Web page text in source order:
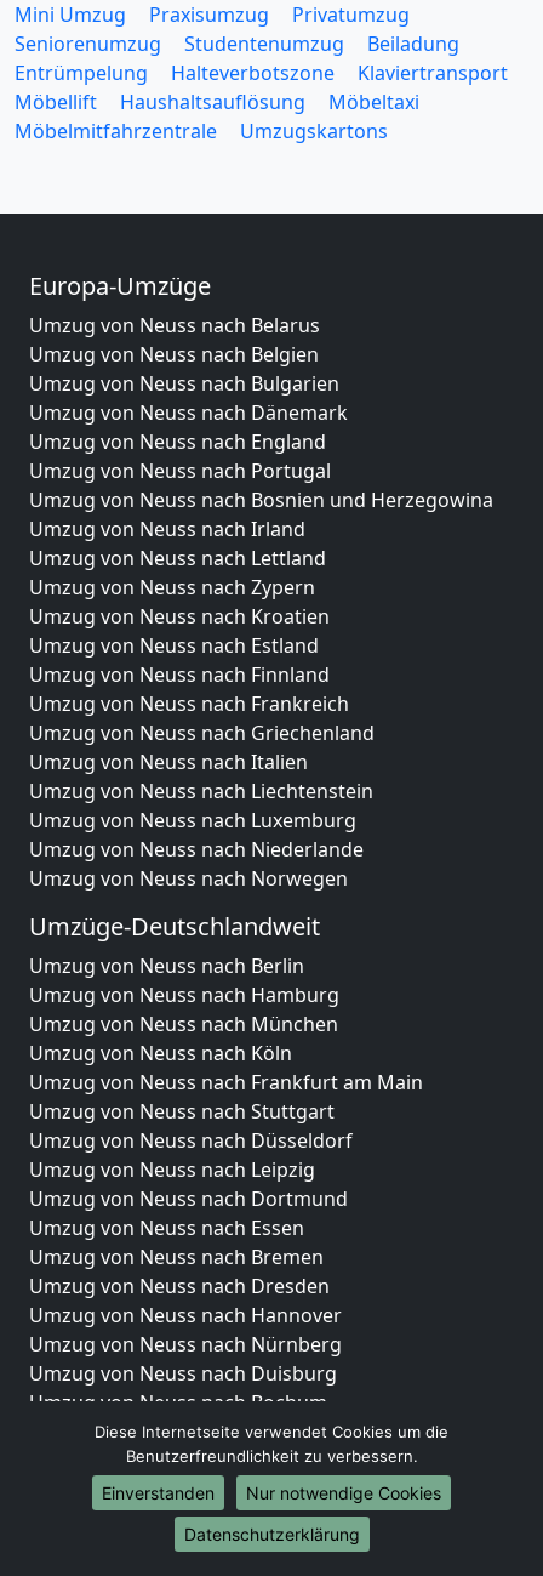
Mini Umzug
Praxisumzug
Privatumzug
Seniorenumzug
Studentenumzug
Beiladung
Entrümpelung
Halteverbotszone
Klaviertransport
Möbellift
Haushaltsauflösung
Möbeltaxi
Möbelmitfahrzentrale
Umzugskartons
Europa-Umzüge
Umzug von Neuss nach Belarus
Umzug von Neuss nach Belgien
Umzug von Neuss nach Bulgarien
Umzug von Neuss nach Dänemark
Umzug von Neuss nach England
Umzug von Neuss nach Portugal
Umzug von Neuss nach Bosnien und Herzegowina
Umzug von Neuss nach Irland
Umzug von Neuss nach Lettland
Umzug von Neuss nach Zypern
Umzug von Neuss nach Kroatien
Umzug von Neuss nach Estland
Umzug von Neuss nach Finnland
Umzug von Neuss nach Frankreich
Umzug von Neuss nach Griechenland
Umzug von Neuss nach Italien
Umzug von Neuss nach Liechtenstein
Umzug von Neuss nach Luxemburg
Umzug von Neuss nach Niederlande
Umzug von Neuss nach Norwegen
Umzüge-Deutschlandweit
Umzug von Neuss nach Berlin
Umzug von Neuss nach Hamburg
Umzug von Neuss nach München
Umzug von Neuss nach Köln
Umzug von Neuss nach Frankfurt am Main
Umzug von Neuss nach Stuttgart
Umzug von Neuss nach Düsseldorf
Umzug von Neuss nach Leipzig
Umzug von Neuss nach Dortmund
Umzug von Neuss nach Essen
Umzug von Neuss nach Bremen
Umzug von Neuss nach Dresden
Umzug von Neuss nach Hannover
Umzug von Neuss nach Nürnberg
Umzug von Neuss nach Duisburg
Umzug von Neuss nach Bochum
Umzug von Neuss nach Wuppertal
Umzug von Neuss nach Bielefeld
Umzug von Neuss nach Bonn
Umzug von Neuss nach Münster
Diese Internetseite verwendet Cookies um die
Benutzerfreundlichkeit zu verbessern.
Einverstanden
Nur notwendige Cookies
Datenschutzerklärung